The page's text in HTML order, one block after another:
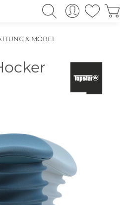
& MÖBEL